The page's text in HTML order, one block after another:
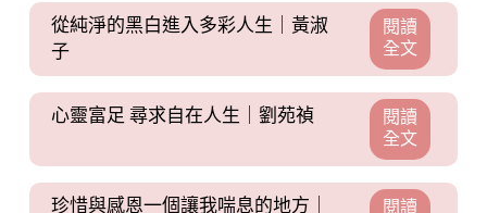
從純淨的黑白進入多彩人生｜黃淑
子
閱讀
全文
心靈富足 尋求自在人生｜劉苑禎
閱讀
全文
珍惜與感恩一個讓我喘息的地方｜
閱讀